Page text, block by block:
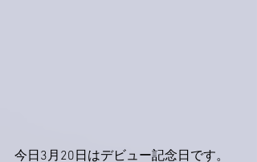
今日3月20日はデビュー記念日です。